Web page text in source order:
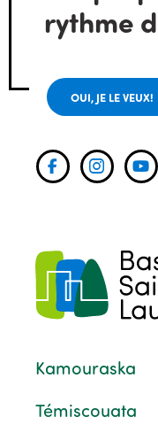
rythme
OUI, JE LE VEUX!
Kamouraska
Témiscouata